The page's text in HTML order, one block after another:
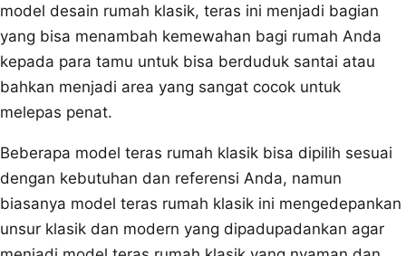
model desain rumah klasik, teras ini menjadi bagian
yang bisa menambah kemewahan bagi rumah Anda
kepada para tamu untuk bisa berduduk santai atau
bahkan menjadi area yang sangat cocok untuk
melepas penat.
Beberapa model teras rumah klasik bisa dipilih sesuai
dengan kebutuhan dan referensi Anda, namun
biasanya model teras rumah klasik ini mengedepankan
unsur klasik dan modern yang dipadupadankan agar